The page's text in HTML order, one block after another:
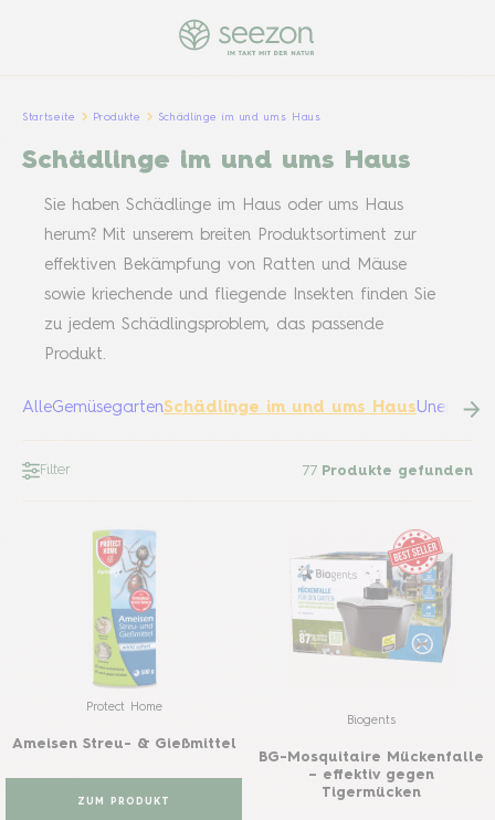
Startseite Produkte Schädlinge im und ums Haus
Schädlinge im und ums Haus
Sie haben Schädlinge im Haus oder ums Haus
herum? Mit unserem breiten Produktsortiment zur
effektiven Bekämpfung von Ratten und Mäuse
sowie kriechende und fliegende Insekten finden Sie
zu jedem Schädlingsproblem, das passende
Produkt.
AlleGemüsegartenSchädlinge im und ums Haus
Filter 77 Produkte gefunden
Protect Home
Ameisen Streu- & Gießmittel
ZUM PRODUKT
Biogents
BG-Mosquitaire Mückenfalle
– effektiv gegen
Tigermücken